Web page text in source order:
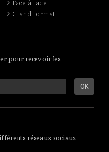
Face à Face
Grand Format
pour recevoir les
réseaux sociaux